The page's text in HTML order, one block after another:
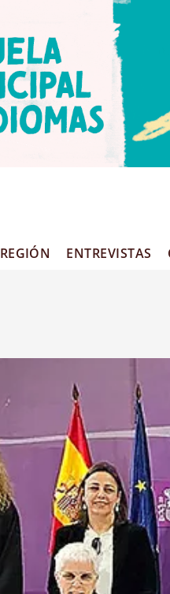
REGIÓN ENTREVISTAS